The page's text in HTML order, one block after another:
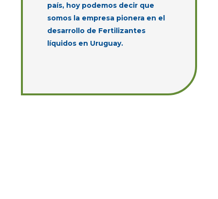
país, hoy podemos decir que
somos la empresa pionera en el
desarrollo de Fertilizantes
líquidos en Uruguay.